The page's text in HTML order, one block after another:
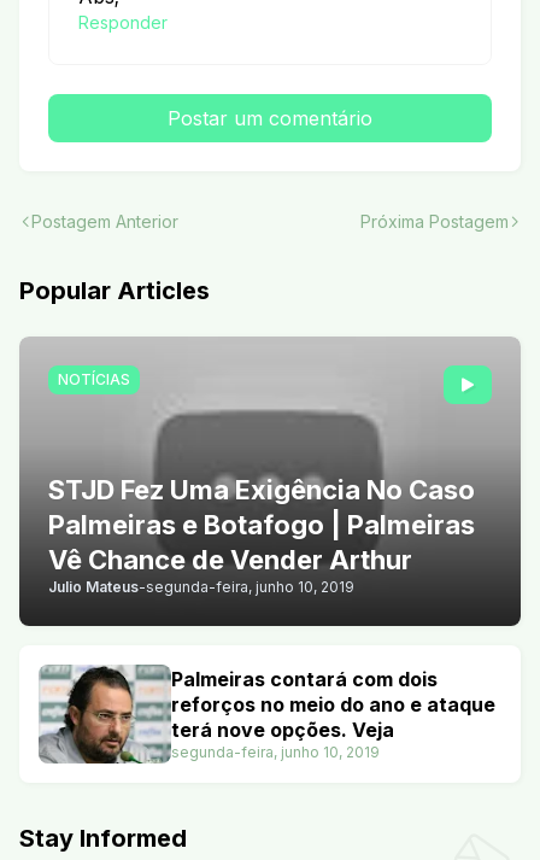
Responder
Postar um comentário
Postagem Anterior Próxima Postagem
Popular Articles
NOTÍCIAS
STJD Fez Uma Exigência No Caso
Palmeiras e Botafogo | Palmeiras
Vê Chance de Vender Arthur
Julio Mateus-segunda-feira, junho 10, 2019
Palmeiras contará com dois
reforços no meio do ano e ataque
terá nove opções. Veja
segunda-feira, junho 10, 2019
Stay Informed